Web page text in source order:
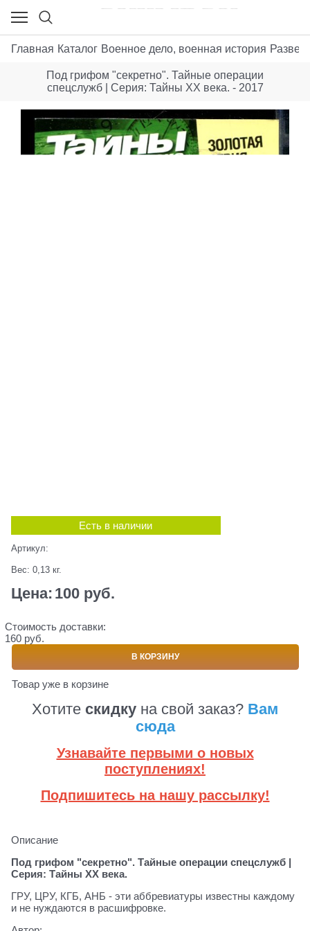
Главная Каталог Военное дело, военная история
Под грифом "секретно". Тайные операции
спецслужб | Серия: Тайны XX века. - 2017
Есть в наличии
Артикул:
Вес: 0,13 кг.
Цена: 100 руб.
Стоимость доставки:
160 руб.
В КОРЗИНУ
Товар уже в корзине
Хотите скидку на свой заказ? Вам
сюда
Узнавайте первыми о новых
поступлениях!
Подпишитесь на нашу рассылку!
Описание
Под грифом "секретно". Тайные операции спецслужб |
Серия: Тайны XX века.
ГРУ, ЦРУ, КГБ, АНБ - эти аббревиатуры известны каждому
и не нуждаются в расшифровке.